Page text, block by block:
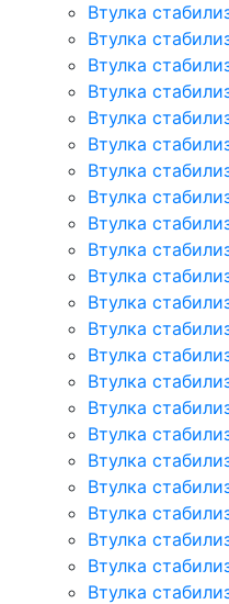
Втулка
Втулка
Втулка
Втулка
Втулка
Втулка
Втулка
Втулка
Втулка
Втулка
Втулка
Втулка
Втулка
Втулка
Втулка
Втулка
Втулка
Втулка
Втулка
Втулка
Втулка
Втулка
Втулка